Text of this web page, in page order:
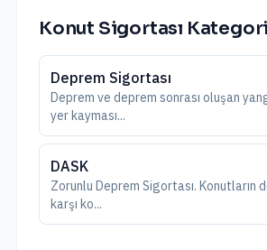
Konut Sigortası
Deprem Sigortası
Deprem ve deprem sonrası oluşan
yer kayması...
DASK
Zorunlu Deprem Sigortası. Konutların
karşı ko...